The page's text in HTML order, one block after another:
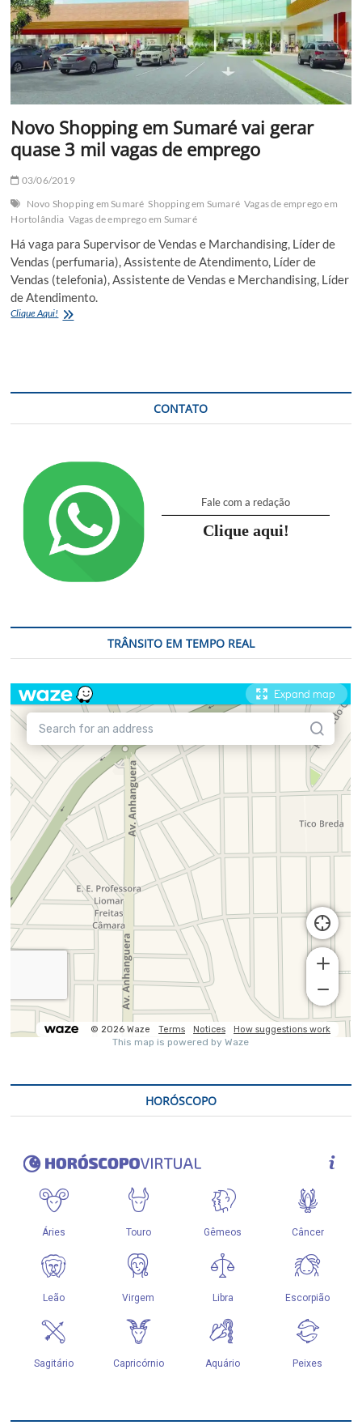
Novo Shopping em Sumaré vai gerar
quase 3 mil vagas de emprego
03/06/2019
Novo Shopping em Sumaré Shopping em Sumaré Vagas de emprego em
Hortolândia Vagas de emprego em Sumaré
Há vaga para Supervisor de Vendas e Marchandising, Líder de
Vendas (perfumaria), Assistente de Atendimento, Líder de
Vendas (telefonia), Assistente de Vendas e Merchandising, Líder
de Atendimento.
Clique Aqui! Novo
CONTATO
Fale com a redação
Clique aqui!
TRÂNSITO EM TEMPO REAL
HORÓSCOPO